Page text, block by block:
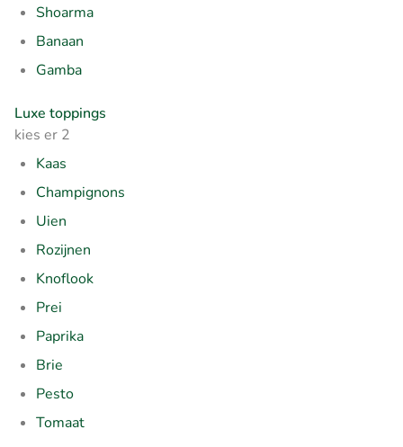
Shoarma
Banaan
Gamba
Luxe toppings
kies er 2
Kaas
Champignons
Uien
Rozijnen
Knoflook
Prei
Paprika
Brie
Pesto
Tomaat